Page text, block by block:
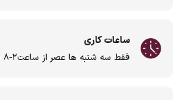
ساعات کاری
فقط سه شنبه ها عصر از ساعت۲-۸ شب